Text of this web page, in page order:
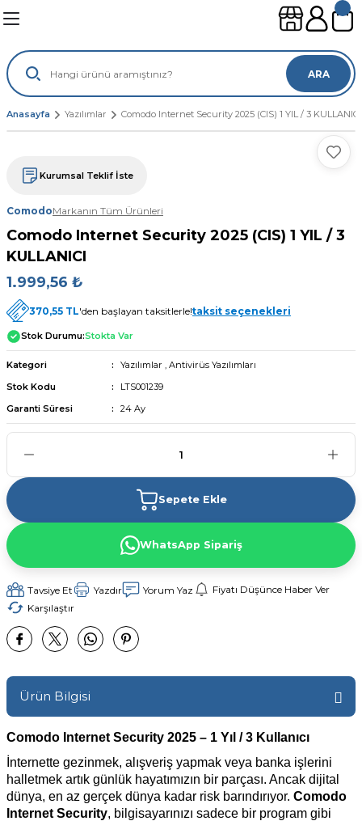
ARA
Anasayfa Yazılımlar Comodo Internet Security 2025 (CIS) 1 YIL / 3 KULLANICI
Kurumsal Teklif İste
ComodoMarkanın Tüm Ürünleri
Comodo Internet Security 2025 (CIS) 1 YIL / 3
KULLANICI
1.999,56 ₺
370,55 TL'den başlayan taksitlerle!taksit seçenekleri
Stok Durumu:Stokta Var
Kategori Yazılımlar , Antivirüs Yazılımları
Stok Kodu
LTS001239
Garanti Süresi
24 Ay
Sepete Ekle
WhatsApp Sipariş
Tavsiye Et Yazdır Yorum Yaz
Fiyatı Düşünce Haber Ver
Karşılaştır
Ürün Bilgisi
Comodo Internet Security 2025 – 1 Yıl / 3 Kullanıcı
İnternette gezinmek, alışveriş yapmak veya banka işlerini
halletmek artık günlük hayatımızın bir parçası. Ancak dijital
dünya, en az gerçek dünya kadar risk barındırıyor. Comodo
Internet Security, bilgisayarınızı sadece bir program gibi